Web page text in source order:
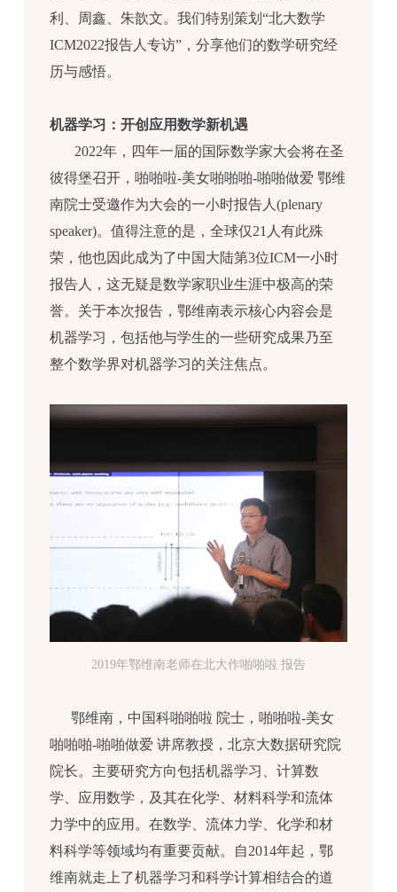
利、周鑫、朱歆文。我们特别策划“北大数学
ICM2022报告人专访”，分享他们的数学研究经
历与感悟。
机器学习：开创应用数学新机遇
2022年，四年一届的国际数学家大会将在圣
彼得堡召开，啪啪啦-美女啪啪啪-啪啪做爱 鄂维
南院士受邀作为大会的一小时报告人(plenary
speaker)。值得注意的是，全球仅21人有此殊
荣，他也因此成为了中国大陆第3位ICM一小时
报告人，这无疑是数学家职业生涯中极高的荣
誉。关于本次报告，鄂维南表示核心内容会是
机器学习，包括他与学生的一些研究成果乃至
整个数学界对机器学习的关注焦点。
2019年鄂维南老师在北大作啪啪啦 报告
鄂维南，中国科啪啪啦 院士，啪啪啦-美女
啪啪啪-啪啪做爱 讲席教授，北京大数据研究院
院长。主要研究方向包括机器学习、计算数
学、应用数学，及其在化学、材料科学和流体
力学中的应用。在数学、流体力学、化学和材
料科学等领域均有重要贡献。自2014年起，鄂
维南就走上了机器学习和科学计算相结合的道